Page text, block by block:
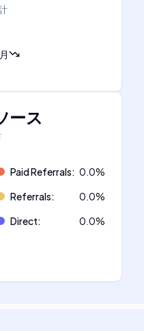
ース
Paid Referrals: 0.0%
Referrals: 0.0%
Direct: 0.0%